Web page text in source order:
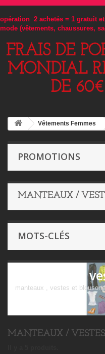
opération 2 achetés = 1 gratuit
mode (vêtements, chaussures,
FRAIS DE
MONDIAL
DE
Vêtements Femmes
PROMOTIONS
MANTEAUX /
MOTS-CLÉS
Manteaux /
manteaux , vestes et
MANTEAUX /